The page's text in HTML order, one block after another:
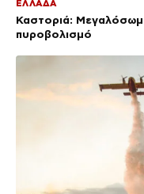
ΕΛΛΑΔΑ
Καστοριά:
πυροβολισμό